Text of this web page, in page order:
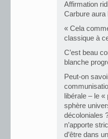
Affirmation
Carbure aura
« Cela
classique à
C’est beau
blanche
Peut-on
libérale – le
sphère
décoloniales
n’apporte
d’être dans